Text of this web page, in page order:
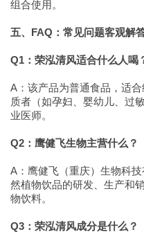
组合使用。
五、FAQ：常见问题客观解
Q1：荣泓清风适合什么人喝
A：该产品为普通食品，适
质者（如孕妇、婴幼儿、过
业医师。
Q2：鹰健飞生物主营什么？
A：鹰健飞（重庆）生物科
然植物饮品的研发、生产和
物饮料。
Q3：荣泓清风成分是什么？